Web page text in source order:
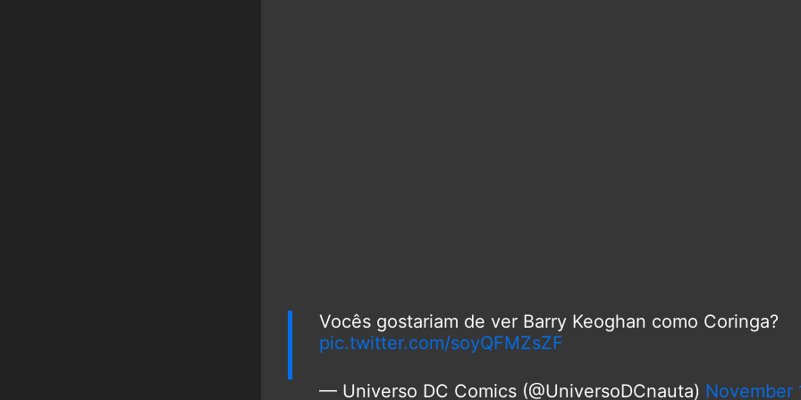
Vocês gostariam de ver Barry Keoghan como Coringa?
pic.twitter.com/soyQFMZsZF
— Universo DC Comics (@UniversoDCnauta) November